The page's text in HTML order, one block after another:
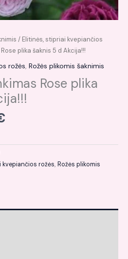
/ Elitinės, stipriai kvepiančios
plika šaknis 5 d Akcija!!!
rožės, Rožės plikomis šaknimis
Rose plika
kvepiančios rožės, Rožės plikomis